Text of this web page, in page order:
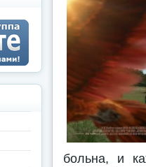
больна, и